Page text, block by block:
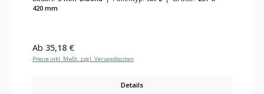
420 mm
Regulärer Preis:
Ab 35,18 €
Preise inkl. MwSt. zzgl. Versandkosten
Details